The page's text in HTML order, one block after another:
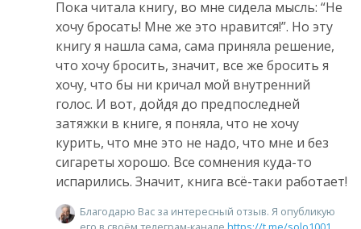
Пока читала книгу, во мне сидела мысль: “Не
хочу бросать! Мне же это нравится!”. Но эту
книгу я нашла сама, сама приняла решение,
что хочу бросить, значит, все же бросить я
хочу, что бы ни кричал мой внутренний
голос. И вот, дойдя до предпоследней
затяжки в книге, я поняла, что не хочу
курить, что мне это не надо, что мне и без
сигареты хорошо. Все сомнения куда-то
испарились. Значит, книга всё-таки работает!
Благодарю Вас за интересный отзыв. Я опубликую